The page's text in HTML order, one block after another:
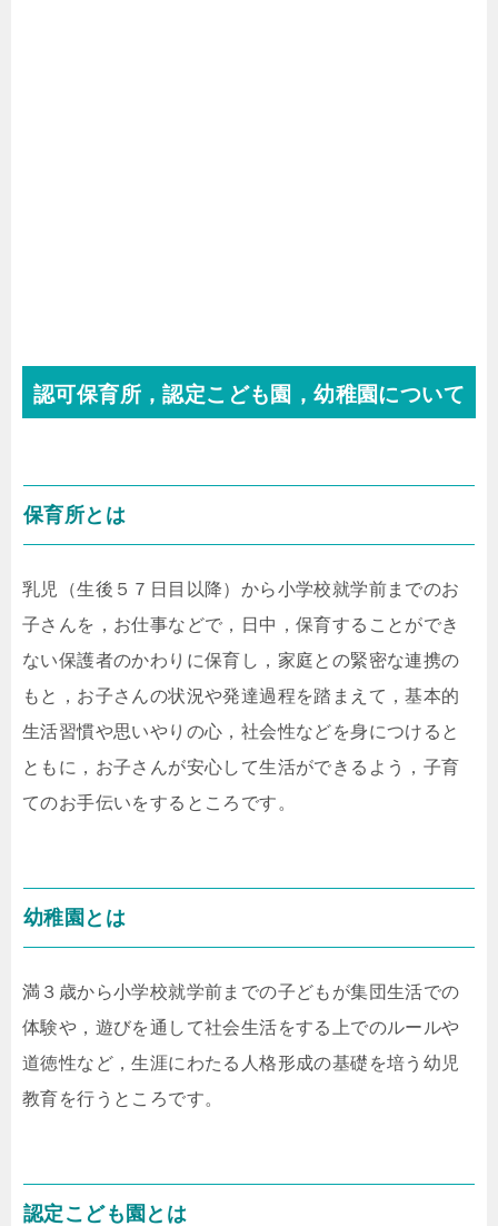
認可保育所，認定こども園，幼稚園について
保育所とは
乳児（生後５７日目以降）から小学校就学前までのお
子さんを，お仕事などで，日中，保育することができ
ない保護者のかわりに保育し，家庭との緊密な連携の
もと，お子さんの状況や発達過程を踏まえて，基本的
生活習慣や思いやりの心，社会性などを身につけると
ともに，お子さんが安心して生活ができるよう，子育
てのお手伝いをするところです。
幼稚園とは
満３歳から小学校就学前までの子どもが集団生活での
体験や，遊びを通して社会生活をする上でのルールや
道徳性など，生涯にわたる人格形成の基礎を培う幼児
教育を行うところです。
認定こども園とは